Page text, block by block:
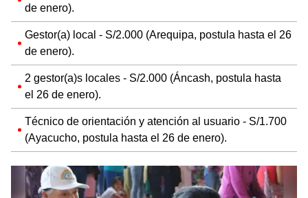
de enero).
Gestor(a) local - S/2.000 (Arequipa, postula hasta el 26
de enero).
2 gestor(a)s locales - S/2.000 (Áncash, postula hasta
el 26 de enero).
Técnico de orientación y atención al usuario - S/1.700
(Ayacucho, postula hasta el 26 de enero).